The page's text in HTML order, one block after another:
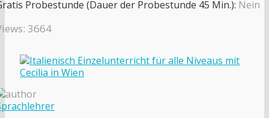
Probestunde (Dauer der Probestunde 45 Min.): Nein
3664